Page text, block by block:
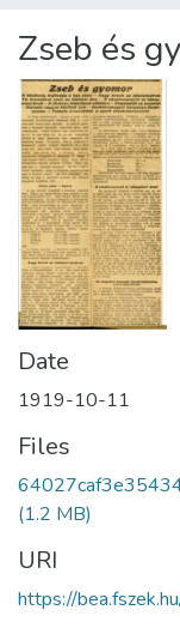
Statistics
About us
Zseb és
Date
1919-10-11
Files
(1.2 MB)
URI
https://